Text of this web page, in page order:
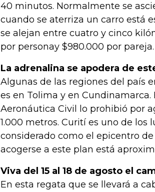
40 minutos. Normalmente se
cuando se aterriza un carro está
se alejan entre cuatro y cinco
por personay $980.000 por pareja.
La adrenalina se apodera de
Algunas de las regiones del país
es en Tolima y en
Aeronáutica Civil lo prohibió por
1.000 metros. Curití es uno de los
considerado como el epicentro
acogerse a este plan está
Viva del 15 al 18 de agosto el
En esta regata que se llevará a